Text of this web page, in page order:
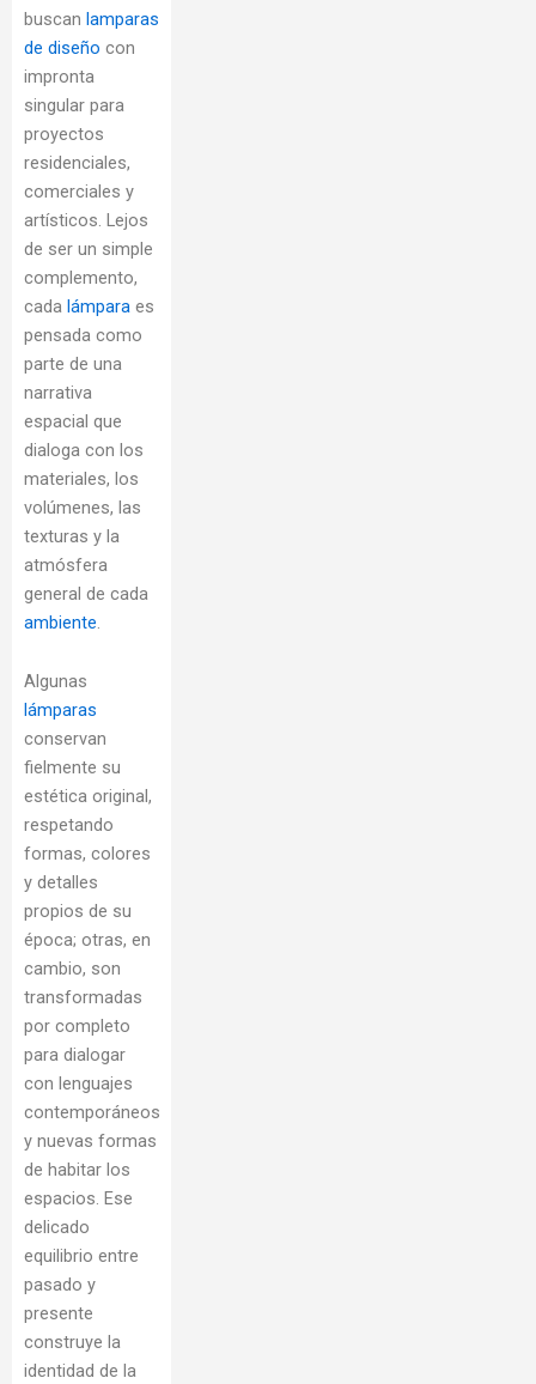
buscan lamparas
de diseño con
impronta
singular para
proyectos
residenciales,
comerciales y
artísticos. Lejos
de ser un simple
complemento,
cada lámpara es
pensada como
parte de una
narrativa
espacial que
dialoga con los
materiales, los
volúmenes, las
texturas y la
atmósfera
general de cada
ambiente.
Algunas
lámparas
conservan
fielmente su
estética original,
respetando
formas, colores
y detalles
propios de su
época; otras, en
cambio, son
transformadas
por completo
para dialogar
con lenguajes
contemporáneos
y nuevas formas
de habitar los
espacios. Ese
delicado
equilibrio entre
pasado y
presente
construye la
identidad de la